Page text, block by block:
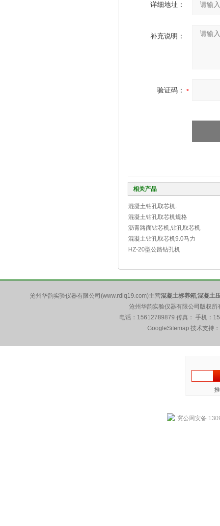
详细地址：
补充说明：
验证码：
相关产品
混凝土钻孔取芯机.
混凝土钻孔取芯机规格
沥青路面钻芯机,钻孔取芯机
混凝土钻孔取芯机9.0马力
HZ-20型公路钻孔机
沧州华韵实验仪器有限公司(www.rdlq19.com)主营混凝土标养箱,混凝土
沧州华韵实验仪器有限公司版权
电话：15612789879 传真： 手机：
GoogleSitemap 技术支持
冀公网安备